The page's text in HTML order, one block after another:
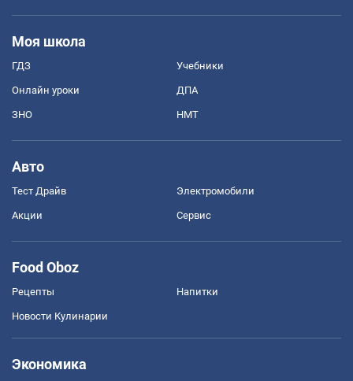
Моя школа
ГДЗ Учебники
Онлайн уроки ДПА
ЗНО НМТ
Авто
Тест Драйв Электромобили
Акции Сервис
Food Oboz
Рецепты Напитки
Новости Кулинарии
Экономика